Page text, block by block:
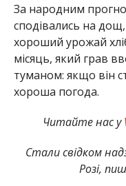
За народним
сподівались на
хороший урожай
місяць, який грав
туманом: якщо він
хороша погода.
Читайте нас у
Стали свідком
Розі,